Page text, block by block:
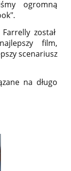
ogromną
został
film,
scenariusz
na długo